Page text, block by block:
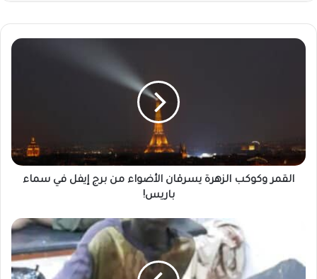
القمر
إيفل
في
سماء
القمر وكوكب الزهرة يسرقان الأضواء من برج إيفل في سماء
باريس!
تقرير